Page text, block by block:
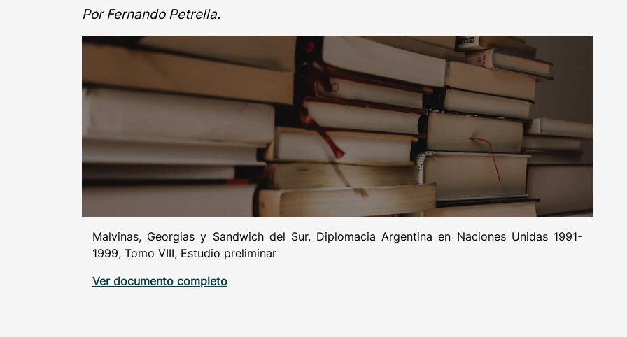
Por Fernando Petrella.
Malvinas, Georgias y Sandwich del Sur. Diplomacia Argentina en Naciones Unidas 1991-
1999, Tomo VIII, Estudio preliminar
Ver documento completo